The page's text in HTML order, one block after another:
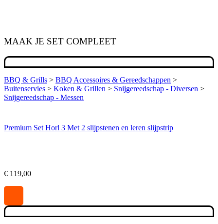
MAAK JE SET COMPLEET
BBQ & Grills > BBQ Accessoires & Gereedschappen >
Buitenservies > Koken & Grillen > Snijgereedschap - Diversen >
Snijgereedschap - Messen
Premium Set Horl 3 Met 2 slijpstenen en leren slijpstrip
€ 119,00